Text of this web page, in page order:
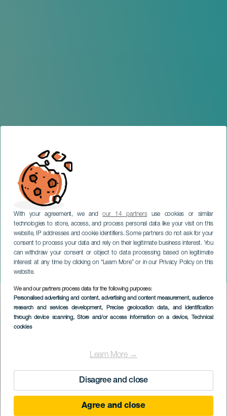
With your agreement, we andour 14 partnersuse cookies or similar
technologies to store, access, and process personal data like your visit on this
website, IP addresses and cookie identifiers. Some partners do not ask for your
consent to process your data and rely on their legitimate business interest. You
can withdraw your consent or object to data processing based on legitimate
interest at any time by clicking on “Learn More” or in our Privacy Policy on this
website.
We and our partners process data for the following purposes:
Personalised advertising and content, advertising and content measurement, audience
research and services development, Precise geolocation data, and identification
through device scanning, Store and/or access information on a device, Technical
cookies
Learn More →
Disagree and close
Agree and close
Mästare 2
TENERIFE
Imagen
Listado